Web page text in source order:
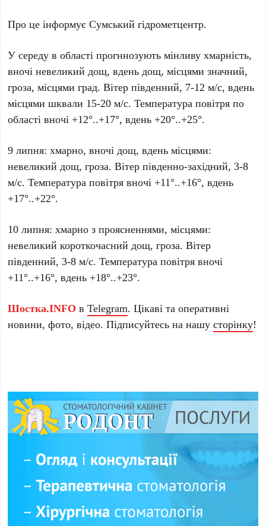
Про це інформує Сумський гідрометцентр.
У середу в області прогннозують мінливу хмарність,
вночі невеликий дощ, вдень дощ, місцями значний,
гроза, місцями град. Вітер південний, 7-12 м/с, вдень
місцями шквали 15-20 м/с. Температура повітря по
області вночі +12°..+17°, вдень +20°..+25°.
9 липня: хмарно, вночі дощ, вдень місцями:
невеликий дощ, гроза. Вітер південно-західний, 3-8
м/с. Температура повітря вночі +11°..+16°, вдень
+17°..+22°.
10 липня: хмарно з проясненнями, місцями:
невеликий короткочасний дощ, гроза. Вітер
південний, 3-8 м/с. Температура повітря вночі
+11°..+16°, вдень +18°..+23°.
Шостка.INFO вTelegram. Цікаві та оперативні
новини, фото, відео. Підписуйтесь на нашусторінку!